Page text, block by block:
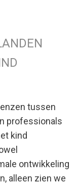
tussen
professionals
kind
ontwikkeling
alleen zien we